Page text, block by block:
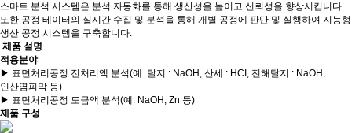
스마트 분석 시스템은 분석 자동화를 통해 생산성을 높이고 신뢰성을 향상시킵니다.
또한 공정 테이터의 실시간 수집 및 분석을 통해 개별 공정에 판단 및 실행하여 지능형
생산 공정 시스템을 구축합니다.
제품 설명
적용분야
▶ 표면처리공정 전처리액 분석(예. 탈지 : NaOH, 산세 : HCI, 전해탈지 : NaOH,
인산염피막 등)
▶ 표면처리공정 도금액 분석(예. NaOH, Zn 등)
제품 구성